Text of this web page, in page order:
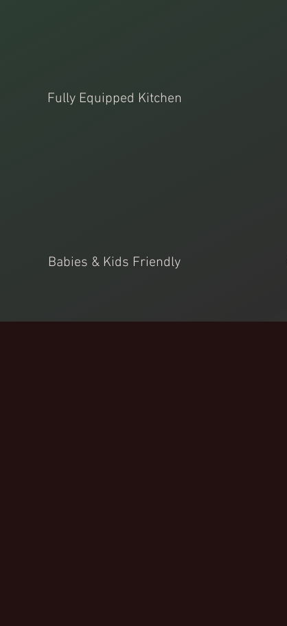
Fully Equipped Kitchen
Babies & Kids Friendly